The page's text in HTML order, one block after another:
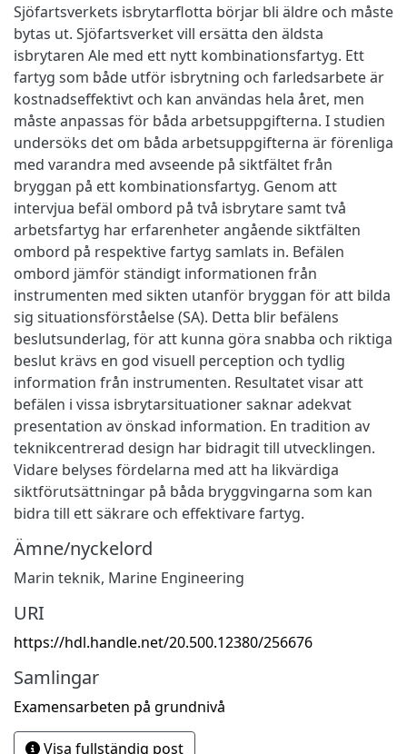
Sjöfartsverkets isbrytarflotta börjar bli äldre och måste
bytas ut. Sjöfartsverket vill ersätta den äldsta
isbrytaren Ale med ett nytt kombinationsfartyg. Ett
fartyg som både utför isbrytning och farledsarbete är
kostnadseffektivt och kan användas hela året, men
måste anpassas för båda arbetsuppgifterna. I studien
undersöks det om båda arbetsuppgifterna är förenliga
med varandra med avseende på siktfältet från
bryggan på ett kombinationsfartyg. Genom att
intervjua befäl ombord på två isbrytare samt två
arbetsfartyg har erfarenheter angående siktfälten
ombord på respektive fartyg samlats in. Befälen
ombord jämför ständigt informationen från
instrumenten med sikten utanför bryggan för att bilda
sig situationsförståelse (SA). Detta blir befälens
beslutsunderlag, för att kunna göra snabba och riktiga
beslut krävs en god visuell perception och tydlig
information från instrumenten. Resultatet visar att
befälen i vissa isbrytarsituationer saknar adekvat
presentation av önskad information. En tradition av
teknikcentrerad design har bidragit till utvecklingen.
Vidare belyses fördelarna med att ha likvärdiga
siktförutsättningar på båda bryggvingarna som kan
bidra till ett säkrare och effektivare fartyg.
Ämne/nyckelord
Marin teknik, Marine Engineering
URI
https://hdl.handle.net/20.500.12380/256676
Samlingar
Examensarbeten på grundnivå
Visa fullständig post